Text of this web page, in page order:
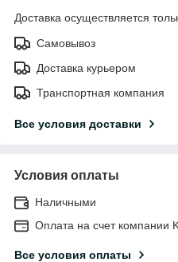
Доставка осуществляется
Самовывоз
Доставка курьером
Транспортная компания
Все условия доставки
Условия оплаты
Наличными
Оплата на счет компании
Все условия оплаты